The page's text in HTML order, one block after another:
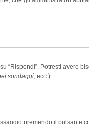
“Rispondi”. Potresti avere
sondaggi, ecc.).
premendo il pulsante